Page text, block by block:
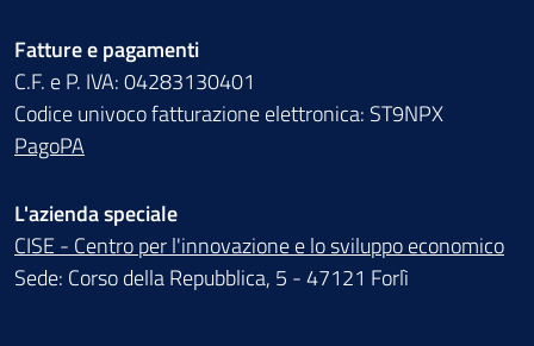
Fatture e pagamenti
C.F. e P. IVA: 04283130401
Codice univoco fatturazione elettronica: ST9NPX
PagoPA
L'azienda speciale
CISE - Centro per l'innovazione e lo sviluppo economico
Sede: Corso della Repubblica, 5 - 47121 Forlì